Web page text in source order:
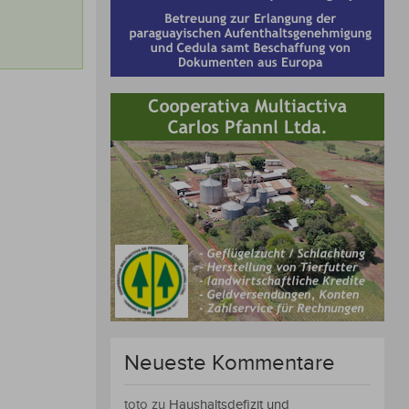
Neueste Kommentare
toto zu Haushaltsdefizit und